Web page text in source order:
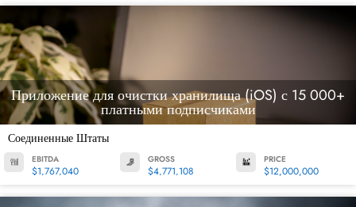
Приложение для очистки хранилища (iOS) с 15 000+
платными подписчиками
Соединенные Штаты
EBITDA
$1,767,040
GROSS
$4,771,108
PRICE
$12,000,000